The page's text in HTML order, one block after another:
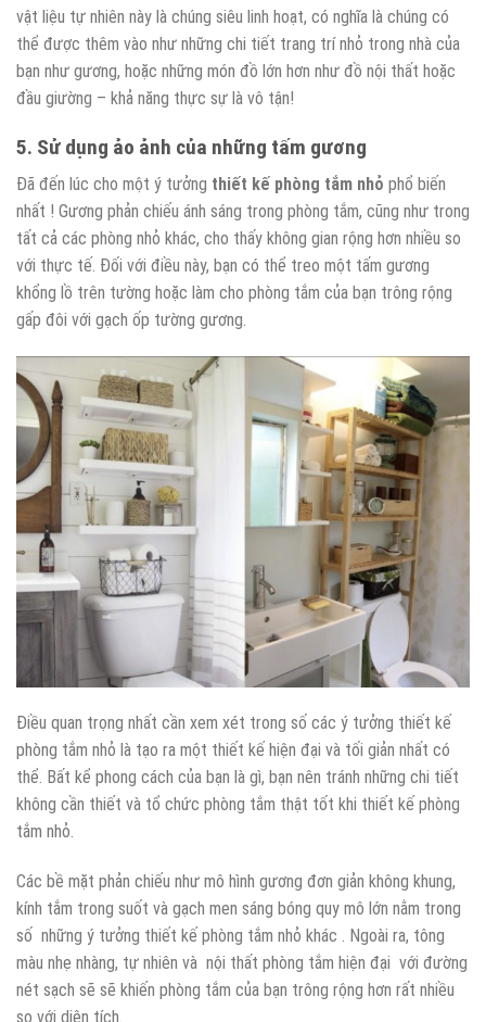
vật liệu tự nhiên này là chúng siêu linh hoạt, có nghĩa là chúng có
thể được thêm vào như những chi tiết trang trí nhỏ trong nhà của
bạn như gương, hoặc những món đồ lớn hơn như đồ nội thất hoặc
đầu giường – khả năng thực sự là vô tận!
5. Sử dụng ảo ảnh của những tấm gương
Đã đến lúc cho một ý tưởng thiết kế phòng tắm nhỏ phổ biến
nhất ! Gương phản chiếu ánh sáng trong phòng tắm, cũng như trong
tất cả các phòng nhỏ khác, cho thấy không gian rộng hơn nhiều so
với thực tế. Đối với điều này, bạn có thể treo một tấm gương
khổng lồ trên tường hoặc làm cho phòng tắm của bạn trông rộng
gấp đôi với gạch ốp tường gương.
Điều quan trọng nhất cần xem xét trong số các ý tưởng thiết kế
phòng tắm nhỏ là tạo ra một thiết kế hiện đại và tối giản nhất có
thể. Bất kể phong cách của bạn là gì, bạn nên tránh những chi tiết
không cần thiết và tổ chức phòng tắm thật tốt khi thiết kế phòng
tắm nhỏ.
Các bề mặt phản chiếu như mô hình gương đơn giản không khung,
kính tắm trong suốt và gạch men sáng bóng quy mô lớn nằm trong
số những ý tưởng thiết kế phòng tắm nhỏ khác . Ngoài ra, tông
màu nhẹ nhàng, tự nhiên và nội thất phòng tắm hiện đại với đường
nét sạch sẽ sẽ khiến phòng tắm của bạn trông rộng hơn rất nhiều
so với diện tích.